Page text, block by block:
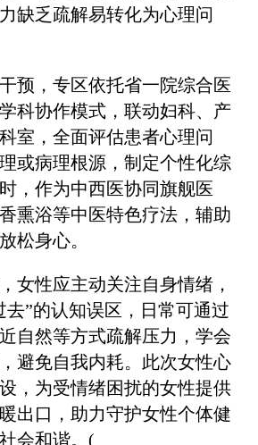
缺乏疏解易转化为心理问
预，专区依托省一院综合医
科协作模式，联动妇科、产
室，全面评估患者心理问
或病理根源，制定个性化综
，作为中西医协同旗舰医
熏浴等中医特色疗法，辅助
松身心。
女性应主动关注自身情绪，
去”的认知误区，日常可通过
自然等方式疏解压力，学会
避免自我内耗。此次女性心
，为受情绪困扰的女性提供
出口，助力守护女性个体健
会和谐。(